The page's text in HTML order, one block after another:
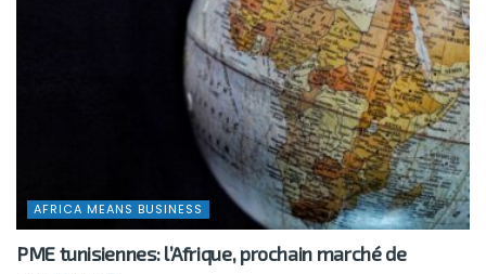
AFRICA MEANS BUSINESS
PME tunisiennes: l’Afrique, prochain marché de